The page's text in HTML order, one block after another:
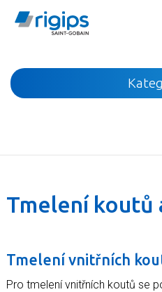
Příčky
Předstěny a šachty
Podkroví
Tmelení koutů
Tmelení vnitřních
Pro tmelení vnitřních koutů se